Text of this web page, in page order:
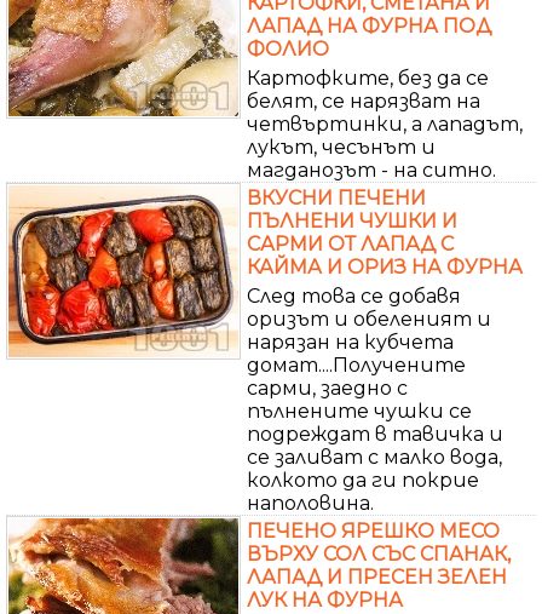
ЛАПАД НА ФУРНА ПОД
ФОЛИО
Картофките, без да се
белят, се нарязват на
четвъртинки, а лападът,
лукът, чесънът и
магданозът - на ситно.
ВКУСНИ ПЕЧЕНИ
ПЪЛНЕНИ ЧУШКИ И
САРМИ ОТ ЛАПАД С
КАЙМА И ОРИЗ НА ФУРНА
След това се добавя
оризът и обеленият и
нарязан на кубчета
домат....Получените
сарми, заедно с
пълнените чушки се
подреждат в тавичка и
се заливат с малко вода,
колкото да ги покрие
наполовина.
ПЕЧЕНО ЯРЕШКО МЕСО
ВЪРХУ СОЛ СЪС СПАНАК,
ЛАПАД И ПРЕСЕН ЗЕЛЕН
ЛУК НА ФУРНА